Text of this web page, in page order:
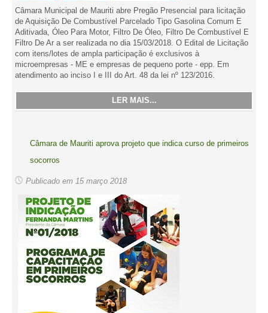
Câmara Municipal de Mauriti abre Pregão Presencial para licitação
de Aquisição De Combustível Parcelado Tipo Gasolina Comum E
Aditivada, Óleo Para Motor, Filtro De Óleo, Filtro De Combustível E
Filtro De Ar a ser realizada no dia 15/03/2018. O Edital de Licitação
com itens/lotes de ampla participação é exclusivos à
microempresas - ME e empresas de pequeno porte - epp. Em
atendimento ao inciso I e III do Art. 48 da lei nº 123/2016.
LER MAIS...
Câmara de Mauriti aprova projeto que indica curso de primeiros
socorros
Publicado em 15 março 2018